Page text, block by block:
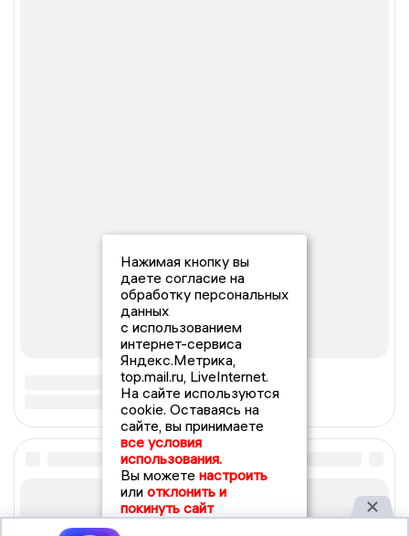
Нажимая кнопку вы
даете согласие на
обработку персональных
данных
с использованием
интернет-сервиса
Яндекс.Метрика,
top.mail.ru, LiveInternet.
На сайте используются
cookie. Оставаясь на
сайте, вы принимаете
все условия
использования.
Вы можете настроить
или отклонить и
покинуть сайт